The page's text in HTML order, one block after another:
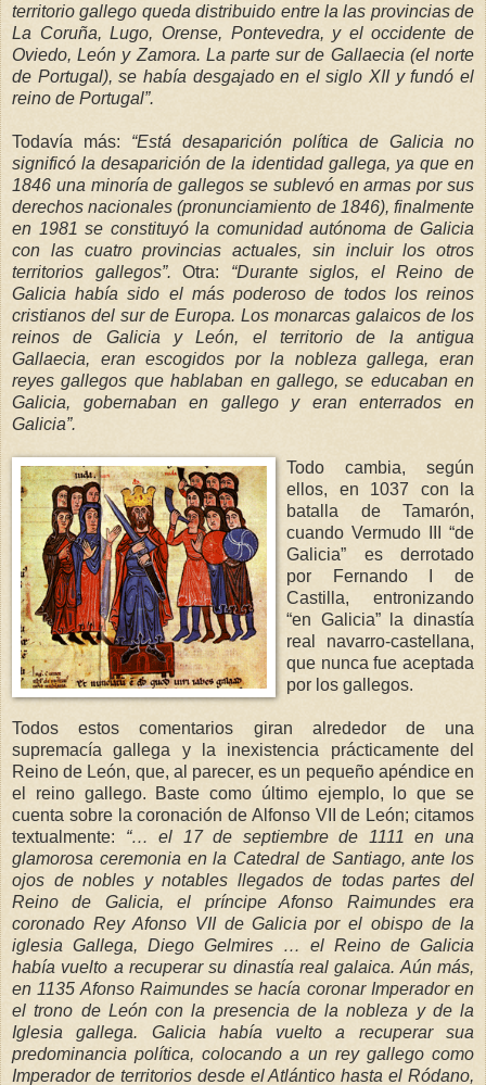
territorio gallego queda distribuido entre la las provincias de
La Coruña, Lugo, Orense, Pontevedra, y el occidente de
Oviedo, León y Zamora. La parte sur de Gallaecia (el norte
de Portugal), se había desgajado en el siglo XII y fundó el
reino de Portugal”.
Todavía más: “Está desaparición política de Galicia no
significó la desaparición de la identidad gallega, ya que en
1846 una minoría de gallegos se sublevó en armas por sus
derechos nacionales (pronunciamiento de 1846), finalmente
en 1981 se constituyó la comunidad autónoma de Galicia
con las cuatro provincias actuales, sin incluir los otros
territorios gallegos”.Otra: “Durante siglos, el Reino de
Galicia había sido el más poderoso de todos los reinos
cristianos del sur de Europa. Los monarcas galaicos de los
reinos de Galicia y León, el territorio de la antigua
Gallaecia, eran escogidos por la nobleza gallega, eran
reyes gallegos que hablaban en gallego, se educaban en
Galicia, gobernaban en gallegoy eran enterrados en
Galicia”.
Todo cambia, según
ellos, en 1037 con la
batalla de Tamarón,
cuando Vermudo III “de
Galicia” es derrotado
por Fernando I de
Castilla, entronizando
“en Galicia” la dinastía
real navarro-castellana,
que nunca fue aceptada
por los gallegos.
Todos estos comentarios giran alrededor de una
supremacía gallega y la inexistencia prácticamente del
Reino de León, que, al parecer, es un pequeño apéndice en
el reino gallego. Baste como último ejemplo, lo que se
cuenta sobre la coronación de Alfonso VII de León; citamos
textualmente: “… el 17 de septiembre de 1111 en una
glamorosa ceremonia enla Catedral de Santiago, ante los
ojos de nobles y notables llegados de todas partes del
Reino de Galicia, el príncipe Afonso Raimundes era
coronado Rey Afonso VII de Galicia por el obispo de la
iglesia Gallega, Diego Gelmires … el Reino de Galicia
había vuelto a recuperar su dinastía real galaica. Aún más,
en 1135 Afonso Raimundes sehacía coronar Imperador en
el trono de León con la presencia de la nobleza y de la
Iglesia gallega. Galicia había vuelto a recuperar sua
predominancia política, colocando a un rey gallego como
Imperador de territorios desde el Atlántico hasta el Ródano,